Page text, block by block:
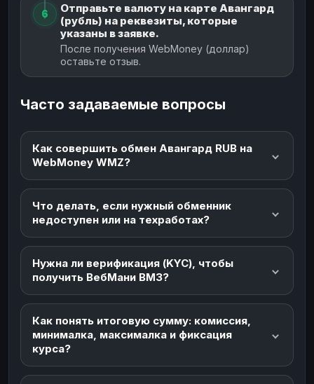
6
Отправьте валюту на карте Авангард
(рубль) на реквезиты, которые
указаны в заявке.
После получения WebMoney (доллар)
оставьте отзыв.
Часто задаваемые вопросы
Как совершить обмен Авангард RUB на
WebMoney WMZ?
Что делать, если нужный обменник
недоступен или на техработах?
Нужна ли верификация (KYC), чтобы
получить ВебМани ВМЗ?
Как понять итоговую сумму: комиссия,
минималка, максималка и фиксация
курса?